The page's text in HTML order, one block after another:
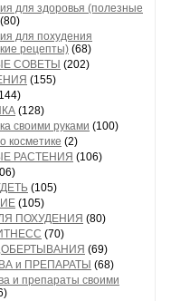
для здоровья (полезные
(80)
для похудения
рецепты) (68)
СОВЕТЫ (202)
(155)
(128)
своими руками (100)
косметике (2)
РАСТЕНИЯ (106)
(105)
(105)
ПОХУДЕНИЯ (80)
(70)
(69)
и ПРЕПАРАТЫ (68)
и препараты своими